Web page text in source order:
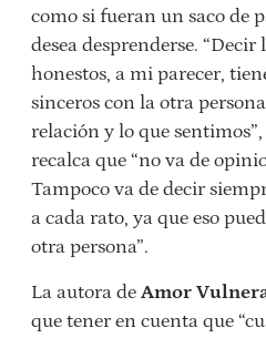
como si fueran un saco de
desea desprenderse. “Decir
honestos, a mi parecer,
sinceros con la otra
relación y lo que sentimos”,
recalca que “no va de
Tampoco va de decir
a cada rato, ya que eso
otra persona”.
La autora de Amor
que tener en cuenta que